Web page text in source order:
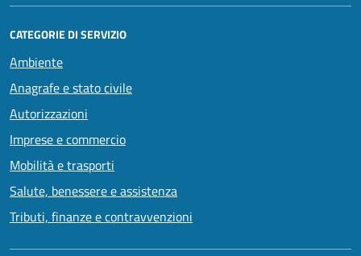
CATEGORIE DI SERVIZIO
Ambiente
Anagrafe e stato civile
Autorizzazioni
Imprese e commercio
Mobilità e trasporti
Salute, benessere e assistenza
Tributi, finanze e contravvenzioni